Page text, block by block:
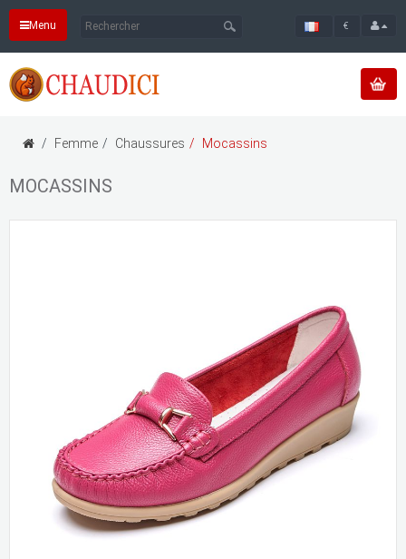
Menu €
Femme Chaussures Mocassins
MOCASSINS